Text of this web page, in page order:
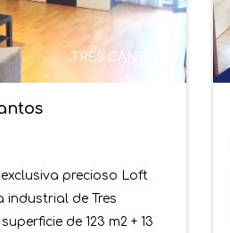
TRES CANTOS
vende EN EXCLUSIVA
en zona céntrica de
Cantos. Tiene una